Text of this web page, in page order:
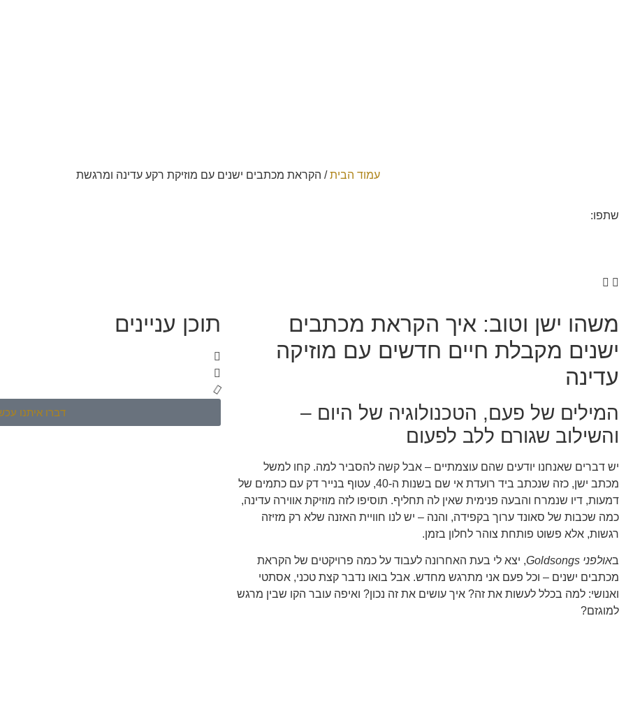
עמוד הבית/ הקראת מכתבים ישנים עם מוזיקת רקע עדינה ומרגשת
שתפו:
משהו ישן וטוב: איך הקראת מכתבים
ישנים מקבלת חיים חדשים עם מוזיקה
עדינה
המילים של פעם, הטכנולוגיה של היום –
והשילוב שגורם ללב לפעום
יש דברים שאנחנו יודעים שהם עוצמתיים – אבל קשה להסביר למה. קחו למשל
מכתב ישן, כזה שנכתב ביד רועדת אי שם בשנות ה-40, עטוף בנייר דק עם כתמים של
דמעות, דיו שנמרח והבעה פנימית שאין לה תחליף. תוסיפו לזה מוזיקת אווירה עדינה,
כמה שכבות של סאונד ערוך בקפידה, והנה – יש לנו חוויית האזנה שלא רק מזיזה
רגשות, אלא פשוט פותחת צוהר לחלון בזמן.
באולפני Goldsongs
, יצא לי בעת האחרונה לעבוד על כמה פרויקטים של הקראת
מכתבים ישנים – וכל פעם אני מתרגש מחדש. אבל בואו נדבר קצת טכני, אסתטי
ואנושי: למה בכלל לעשות את זה? איך עושים את זה נכון? ואיפה עובר הקו שבין מרגש
למוגזם?
תוכן עניינים
דברו איתנו